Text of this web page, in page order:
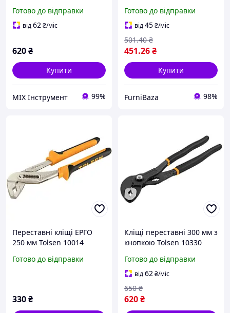
Готово до відправки
від62₴/міс
620₴
Купити
MIX Інструмент 99%
пазові для захоплення
труб, гайок та фітингів
Готово до відправки
від45₴/міс
451.26₴
501.40 ₴
Купити
FurniBaza 98%
Переставні кліщі ЕРГО
250 мм Tolsen 10014
Готово до відправки
330₴
Кліщі переставні 300 мм з
кнопкою Tolsen 10330
Готово до відправки
від62₴/міс
620₴
650 ₴